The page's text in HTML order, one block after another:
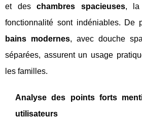
et deschambres spacieuses, la
fonctionnalité sont indéniables. De
bains modernes, avec douche
séparées, assurent un usage
les familles.
Analyse des points forts
utilisateurs